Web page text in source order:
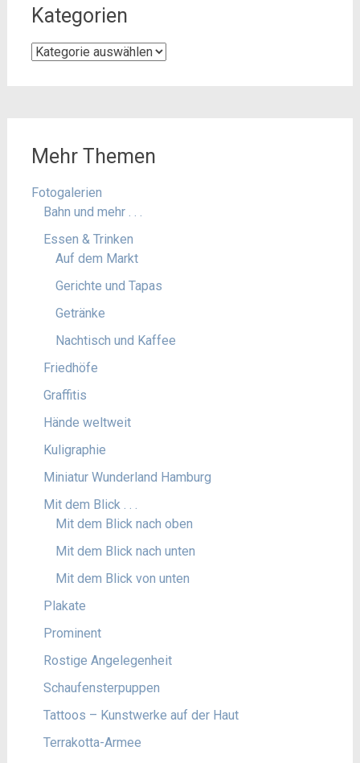
Kategorien
Kategorien
Mehr Themen
Fotogalerien
Bahn und mehr . . .
Essen & Trinken
Auf dem Markt
Gerichte und Tapas
Getränke
Nachtisch und Kaffee
Friedhöfe
Graffitis
Hände weltweit
Kuligraphie
Miniatur Wunderland Hamburg
Mit dem Blick . . .
Mit dem Blick nach oben
Mit dem Blick nach unten
Mit dem Blick von unten
Plakate
Prominent
Rostige Angelegenheit
Schaufensterpuppen
Tattoos – Kunstwerke auf der Haut
Terrakotta-Armee